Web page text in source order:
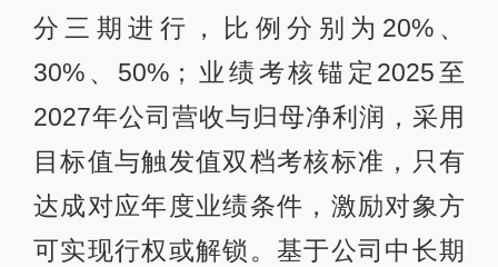
分三期进行，比例分别为20%、
30%、50%；业绩考核锚定2025至
2027年公司营收与归母净利润，采用
目标值与触发值双档考核标准，只有
达成对应年度业绩条件，激励对象方
可实现行权或解锁。基于公司中长期